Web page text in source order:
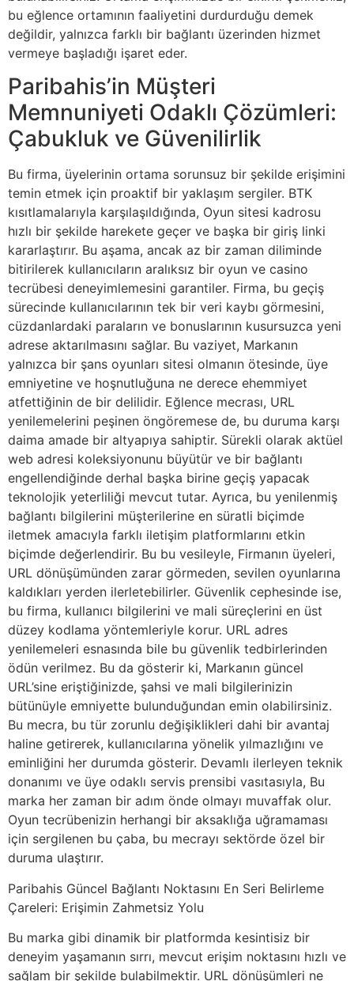
bu eğlence ortamının faaliyetini durdurduğu demek
değildir, yalnızca farklı bir bağlantı üzerinden hizmet
vermeye başladığı işaret eder.
Paribahis’in Müşteri
Memnuniyeti Odaklı Çözümleri:
Çabukluk ve Güvenilirlik
Bu firma, üyelerinin ortama sorunsuz bir şekilde erişimini
temin etmek için proaktif bir yaklaşım sergiler. BTK
kısıtlamalarıyla karşılaşıldığında, Oyun sitesi kadrosu
hızlı bir şekilde harekete geçer ve başka bir giriş linki
kararlaştırır. Bu aşama, ancak az bir zaman diliminde
bitirilerek kullanıcıların aralıksız bir oyun ve casino
tecrübesi deneyimlemesini garantiler. Firma, bu geçiş
sürecinde kullanıcılarının tek bir veri kaybı görmesini,
cüzdanlardaki paraların ve bonuslarının kusursuzca yeni
adrese aktarılmasını sağlar. Bu vaziyet, Markanın
yalnızca bir şans oyunları sitesi olmanın ötesinde, üye
emniyetine ve hoşnutluğuna ne derece ehemmiyet
atfettiğinin de bir delilidir. Eğlence mecrası, URL
yenilemelerini peşinen öngöremese de, bu duruma karşı
daima amade bir altyapıya sahiptir. Sürekli olarak aktüel
web adresi koleksiyonunu büyütür ve bir bağlantı
engellendiğinde derhal başka birine geçiş yapacak
teknolojik yeterliliği mevcut tutar. Ayrıca, bu yenilenmiş
bağlantı bilgilerini müşterilerine en süratli biçimde
iletmek amacıyla farklı iletişim platformlarını etkin
biçimde değerlendirir. Bu bu vesileyle, Firmanın üyeleri,
URL dönüşümünden zarar görmeden, sevilen oyunlarına
kaldıkları yerden ilerletebilirler. Güvenlik cephesinde ise,
bu firma, kullanıcı bilgilerini ve mali süreçlerini en üst
düzey kodlama yöntemleriyle korur. URL adres
yenilemeleri esnasında bile bu güvenlik tedbirlerinden
ödün verilmez. Bu da gösterir ki, Markanın güncel
URL’sine eriştiğinizde, şahsi ve mali bilgilerinizin
bütünüyle emniyette bulunduğundan emin olabilirsiniz.
Bu mecra, bu tür zorunlu değişiklikleri dahi bir avantaj
haline getirerek, kullanıcılarına yönelik yılmazlığını ve
eminliğini her durumda gösterir. Devamlı ilerleyen teknik
donanımı ve üye odaklı servis prensibi vasıtasıyla, Bu
marka her zaman bir adım önde olmayı muvaffak olur.
Oyun tecrübenizin herhangi bir aksaklığa uğramaması
için sergilenen bu çaba, bu mecrayı sektörde özel bir
duruma ulaştırır.
Paribahis Güncel Bağlantı Noktasını En Seri Belirleme
Çareleri: Erişimin Zahmetsiz Yolu
Bu marka gibi dinamik bir platformda kesintisiz bir
deneyim yaşamanın sırrı, mevcut erişim noktasını hızlı ve
sağlam bir şekilde bulabilmektir. URL dönüşümleri ne